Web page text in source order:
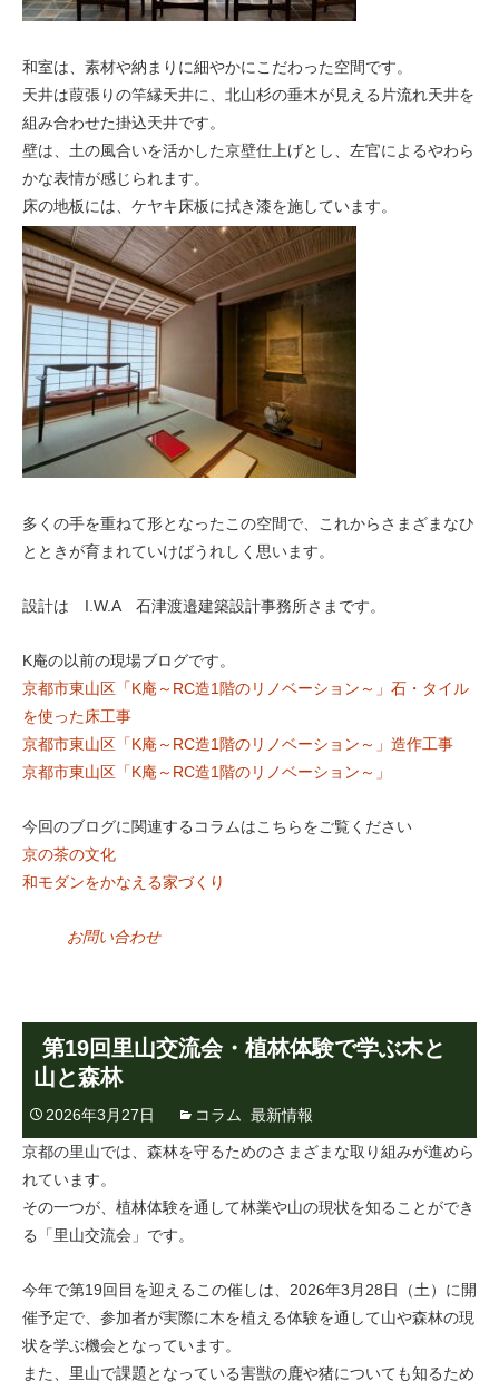
和室は、素材や納まりに細やかにこだわった空間です。
天井は葭張りの竿縁天井に、北山杉の垂木が見える片流れ天井を
組み合わせた掛込天井です。
壁は、土の風合いを活かした京壁仕上げとし、左官によるやわら
かな表情が感じられます。
床の地板には、ケヤキ床板に拭き漆を施しています。
多くの手を重ねて形となったこの空間で、これからさまざまなひ
とときが育まれていけばうれしく思います。
設計は I.W.A 石津渡邉建築設計事務所さまです。
K庵の以前の現場ブログです。
京都市東山区「K庵～RC造1階のリノベーション～」石・タイル
を使った床工事
京都市東山区「K庵～RC造1階のリノベーション～」造作工事
京都市東山区「K庵～RC造1階のリノベーション～」
今回のブログに関連するコラムはこちらをご覧ください
京の茶の文化
和モダンをかなえる家づくり
お問い合わせ
第19回里山交流会・植林体験で学ぶ木と
山と森林
2026年3月27日 コラム 最新情報
京都の里山では、森林を守るためのさまざまな取り組みが進めら
れています。
その一つが、植林体験を通して林業や山の現状を知ることができ
る「里山交流会」です。
今年で第19回目を迎えるこの催しは、2026年3月28日（土）に開
催予定で、参加者が実際に木を植える体験を通して山や森林の現
状を学ぶ機会となっています。
また、里山で課題となっている害獣の鹿や猪についても知るため